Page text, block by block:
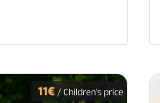
11€/ Children's price